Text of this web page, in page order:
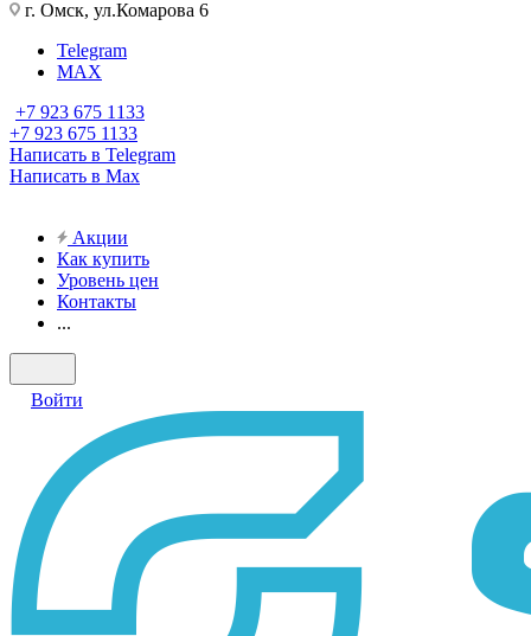
г. Омск, ул.Комарова 6
Telegram
MAX
+7 923 675 1133
+7 923 675 1133
Написать в Telegram
Написать в Max
Акции
Как купить
Уровень цен
Контакты
...
Войти